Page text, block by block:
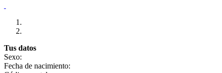
Tus datos
Sexo:
Fecha de nacimiento: